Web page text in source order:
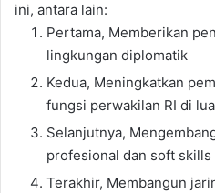
ini, antara lain:
Pertama, Memberikan
lingkungan diplomatik
Kedua, Meningkatkan
fungsi perwakilan RI di
Selanjutnya,
profesional dan soft
Terakhir, Membangun